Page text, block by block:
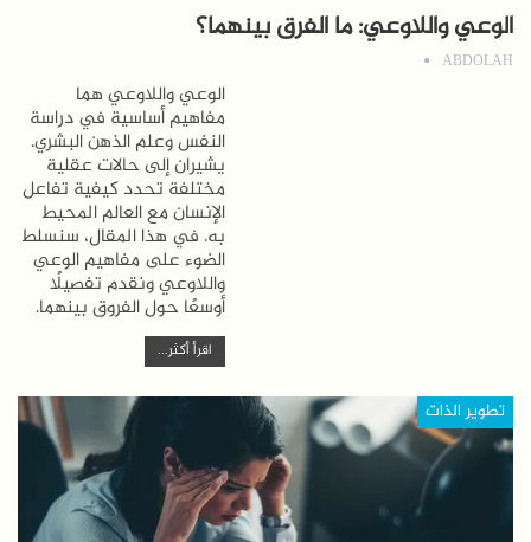
الوعي واللاوعي: ما الفرق بينهما؟
ABDOLAH
الوعي واللاوعي هما
مفاهيم أساسية في دراسة
النفس وعلم الذهن البشري.
يشيران إلى حالات عقلية
مختلفة تحدد كيفية تفاعل
الإنسان مع العالم المحيط
به. في هذا المقال، سنسلط
الضوء على مفاهيم الوعي
واللاوعي ونقدم تفصيلًا
أوسعًا حول الفروق بينهما.
اقرأ أكثر...
تطوير الذات